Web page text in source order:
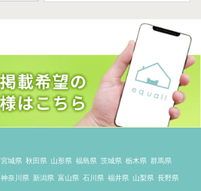
宮城県 秋田県 山形県 福島県 茨城県 栃木県 群馬県
神奈川県 新潟県 富山県 石川県 福井県 山梨県 長野県